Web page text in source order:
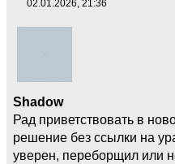
02.01.2026, 21:36
Shadow
Рад приветствовать в
решение без ссылки на
уверен, переборщил или